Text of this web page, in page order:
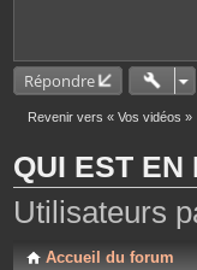
Répondre
Revenir vers « Vos vidéos »
QUI EST EN
Utilisateurs
Accueil du forum